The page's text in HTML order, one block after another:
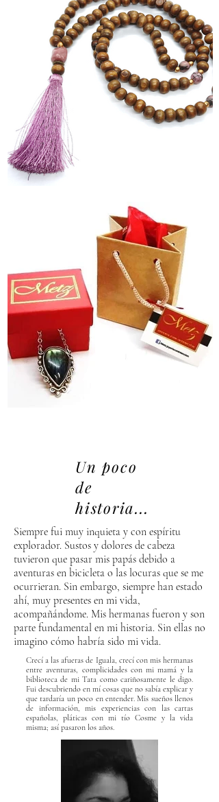
Un poco
de
historia...
Siempre fui muy inquieta y con espíritu
explorador. Sustos y dolores de cabeza
tuvieron que pasar mis papás debido a
aventuras en bicicleta o las locuras que se me
ocurrieran. Sin embargo, siempre han estado
ahí, muy presentes en mi vida,
acompañándome. Mis hermanas fueron y son
parte fundamental en mi historia. Sin ellas no
imagino cómo habría sido mi vida.
Crecí a las afueras de Iguala, crecí con mis hermanas
entre aventuras, complicidades con mi mamá y la
biblioteca de mi Tata como cariñosamente le digo.
Fui descubriendo en mí cosas que no sabía explicar y
que tardaría un poco en entender. Mis sueños llenos
de información, mis experiencias con las cartas
españolas, pláticas con mi tío Cosme y la vida
misma; así pasaron los años.